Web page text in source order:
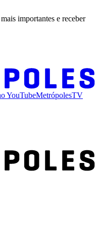
importantes e receber
YouTubeMetrópolesTV